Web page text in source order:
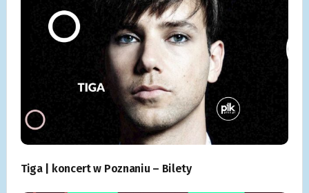
Tiga | koncert w Poznaniu – Bilety